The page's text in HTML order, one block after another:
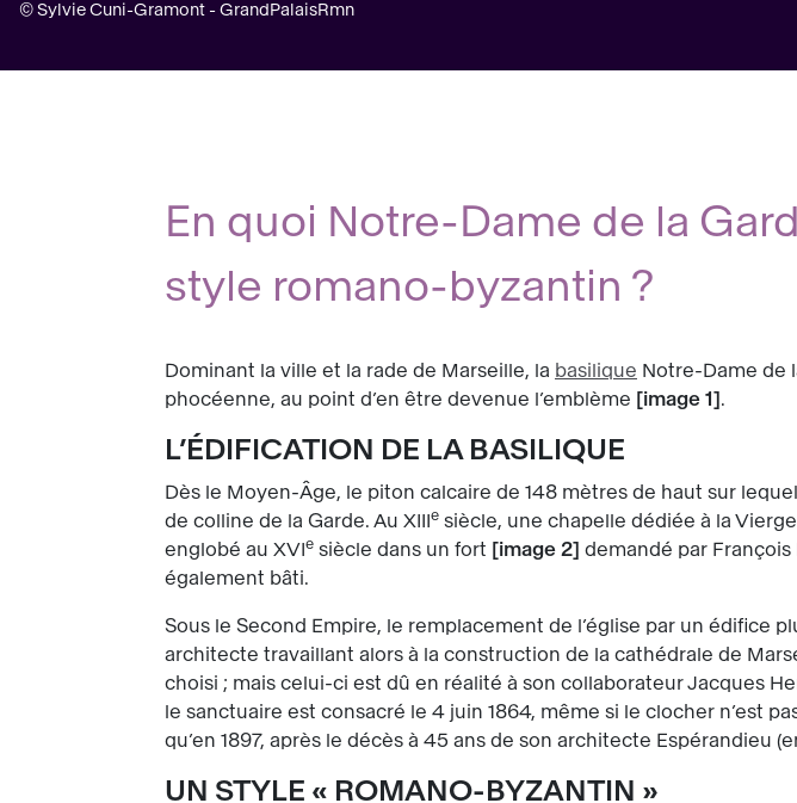
© Sylvie Cuni-Gramont - GrandPalaisRmn
En quoi Notre-Dame de la
style romano-byzantin ?
Dominant la ville et la rade de Marseille, la basilique Notre-Dame de
phocéenne, au point d’en être devenue l’emblème
image 1 .
L’ÉDIFICATION DE LA BASILIQUE
Dès le Moyen-Âge, le piton calcaire de 148 mètres de haut sur
de colline de la Garde. Au XIIIe siècle, une chapelle dédiée à la
englobé au XVIe siècle dans un fort image 2 demandé par François
également bâti.
Sous le Second Empire, le remplacement de l’église par un édifice
architecte travaillant alors à la construction de la cathédrale de
choisi ; mais celui-ci est dû en réalité à son collaborateur Jacques
le sanctuaire est consacré le 4 juin 1864, même si le clocher n’est
qu’en 1897, après le décès à 45 ans de son architecte Espérandieu
UN STYLE « ROMANO-BYZANTIN »